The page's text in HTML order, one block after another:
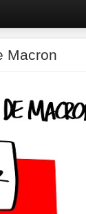
Macron